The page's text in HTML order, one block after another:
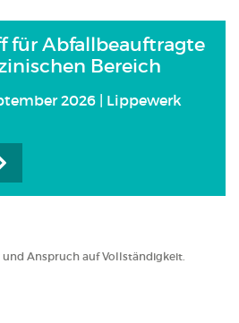
für Abfallbeauftragte
Bereich
2026 | Lippewerk
Anspruch auf Vollständigkeit.